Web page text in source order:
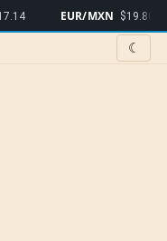
EUR/MXN $19.80
☾